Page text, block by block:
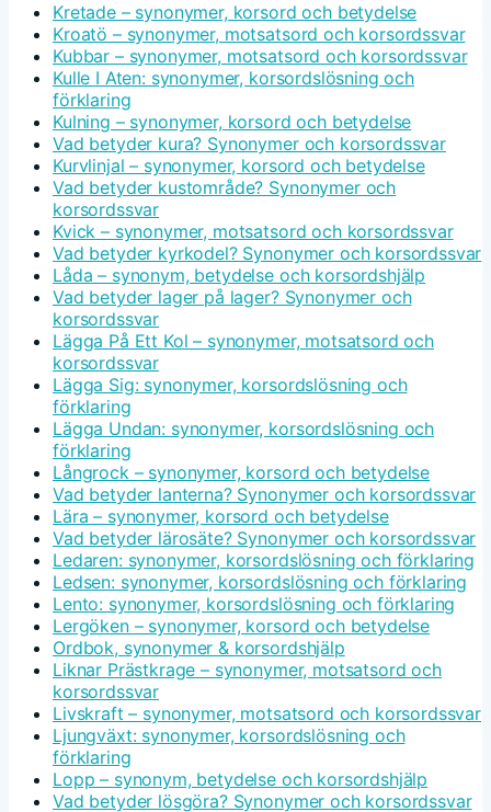
Kretade – synonymer, korsord och betydelse
Kroatö – synonymer, motsatsord och korsordssvar
Kubbar – synonymer, motsatsord och korsordssvar
Kulle I Aten: synonymer, korsordslösning och
förklaring
Kulning – synonymer, korsord och betydelse
Vad betyder kura? Synonymer och korsordssvar
Kurvlinjal – synonymer, korsord och betydelse
Vad betyder kustområde? Synonymer och
korsordssvar
Kvick – synonymer, motsatsord och korsordssvar
Vad betyder kyrkodel? Synonymer och korsordssvar
Låda – synonym, betydelse och korsordshjälp
Vad betyder lager på lager? Synonymer och
korsordssvar
Lägga På Ett Kol – synonymer, motsatsord och
korsordssvar
Lägga Sig: synonymer, korsordslösning och
förklaring
Lägga Undan: synonymer, korsordslösning och
förklaring
Långrock – synonymer, korsord och betydelse
Vad betyder lanterna? Synonymer och korsordssvar
Lära – synonymer, korsord och betydelse
Vad betyder lärosäte? Synonymer och korsordssvar
Ledaren: synonymer, korsordslösning och förklaring
Ledsen: synonymer, korsordslösning och förklaring
Lento: synonymer, korsordslösning och förklaring
Lergöken – synonymer, korsord och betydelse
Ordbok, synonymer & korsordshjälp
Liknar Prästkrage – synonymer, motsatsord och
korsordssvar
Livskraft – synonymer, motsatsord och korsordssvar
Ljungväxt: synonymer, korsordslösning och
förklaring
Lopp – synonym, betydelse och korsordshjälp
Vad betyder lösgöra? Synonymer och korsordssvar